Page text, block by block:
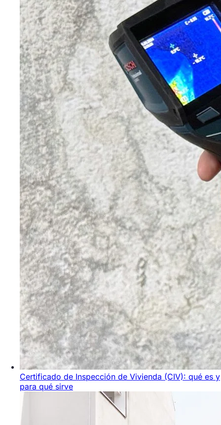
Certificado de Inspección de Vivienda (CIV): qué es y
para qué sirve